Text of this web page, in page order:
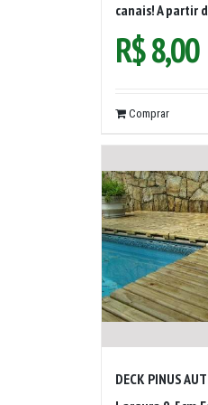
canais! A partir
R$8,00
Comprar
DECK PINUS